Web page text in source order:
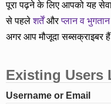
पूरा पढ़ने के लिए आपको यह
से पहलेशर्तेंऔरप्लान व भुगतान
अगर आप मौजूदा सब्सक्राइबर हैं
Existing Users
Username or Email